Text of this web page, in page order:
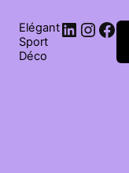
Elégant
Sport
Déco